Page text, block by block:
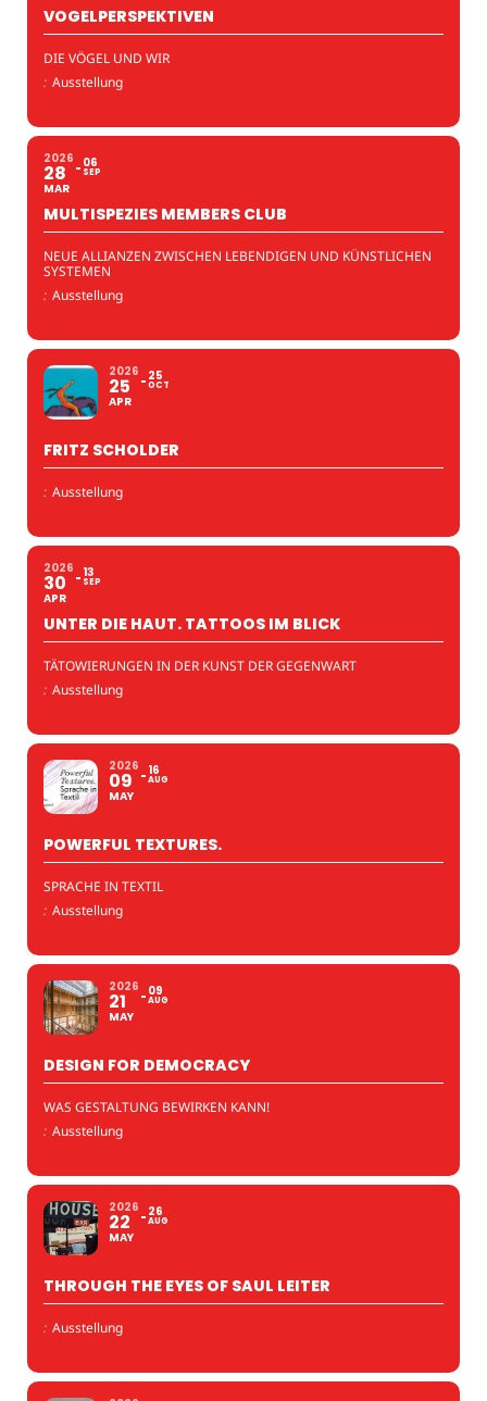
VOGELPERSPEKTIVEN
DIE VÖGEL UND WIR
: Ausstellung
2026
28
MAR
06
SEP
MULTISPEZIES MEMBERS CLUB
NEUE ALLIANZEN ZWISCHEN LEBENDIGEN UND KÜNSTLICHEN
SYSTEMEN
: Ausstellung
2026
25
APR
25
OCT
FRITZ SCHOLDER
: Ausstellung
2026
30
APR
13
SEP
UNTER DIE HAUT. TATTOOS IM BLICK
TÄTOWIERUNGEN IN DER KUNST DER GEGENWART
: Ausstellung
2026
09
MAY
16
AUG
POWERFUL TEXTURES.
SPRACHE IN TEXTIL
: Ausstellung
2026
21
MAY
09
AUG
DESIGN FOR DEMOCRACY
WAS GESTALTUNG BEWIRKEN KANN!
: Ausstellung
2026
22
MAY
26
AUG
THROUGH THE EYES OF SAUL LEITER
: Ausstellung